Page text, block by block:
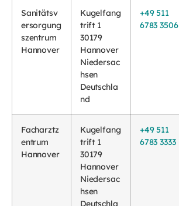
Sanitätsv
ersorgung
szentrum
Hannover
Kugelfang
trift 1
30179
Hannover
Niedersac
hsen
Deutschla
nd
+49 511
6783 3506
Facharztz
entrum
Hannover
Kugelfang
trift 1
30179
Hannover
Niedersac
hsen
Deutschla
+49 511
6783 3333